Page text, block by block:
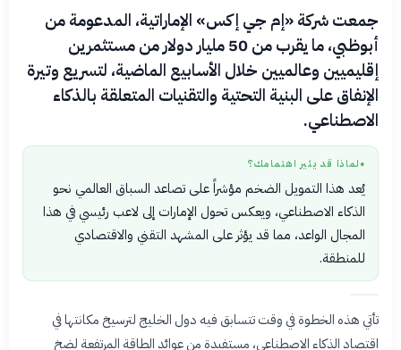
جمعت شركة «إم جي إكس» الإماراتية، المدعومة من
أبوظبي، ما يقرب من 50 مليار دولار من مستثمرين
إقليميين وعالميين خلال الأسابيع الماضية، لتسريع وتيرة
الإنفاق على البنية التحتية والتقنيات المتعلقة بالذكاء
الاصطناعي.
● لماذا قد يثير اهتمامك؟
يُعد هذا التمويل الضخم مؤشراً على تصاعد السباق العالمي نحو
الذكاء الاصطناعي، ويعكس تحول الإمارات إلى لاعب رئيسي في هذا
المجال الواعد، مما قد يؤثر على المشهد التقني والاقتصادي
للمنطقة.
تأتي هذه الخطوة في وقت تتسابق فيه دول الخليج لترسيخ مكانتها في
اقتصاد الذكاء الاصطناعي، مستفيدة من عوائد الطاقة المرتفعة لضخ